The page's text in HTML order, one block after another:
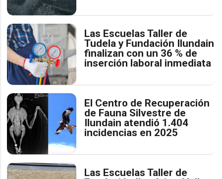
Las Escuelas Taller de
Tudela y Fundación Ilundain
finalizan con un 36 % de
inserción laboral inmediata
El Centro de Recuperación
de Fauna Silvestre de
Ilundain atendió 1.404
incidencias en 2025
Las Escuelas Taller de